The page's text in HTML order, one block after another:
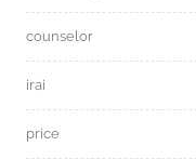
counselor
irai
price